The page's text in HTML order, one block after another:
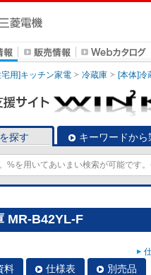
宅用]キッチン家電 冷蔵庫 [本体]冷
探す キーワードか
MR-B42YL-F
料 仕様表 別売品